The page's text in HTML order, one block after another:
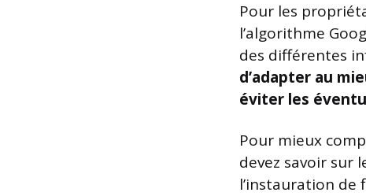
Pour les
l’algorithme
des différentes
d’adapter au
éviter les
Pour mieux
devez savoir sur
l’instauration de